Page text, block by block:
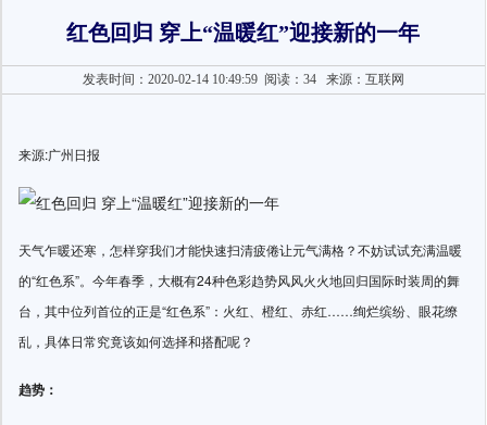
红色回归 穿上“温暖红”迎接新的一年
发表时间：2020-02-14 10:49:59 阅读：34来源：互联网
来源:广州日报
天气乍暖还寒，怎样穿我们才能快速扫清疲倦让元气满格？不妨试试充满温暖
的“红色系”。今年春季，大概有24种色彩趋势风风火火地回归国际时装周的舞
台，其中位列首位的正是“红色系”：火红、橙红、赤红……绚烂缤纷、眼花缭
乱，具体日常究竟该如何选择和搭配呢？
趋势：